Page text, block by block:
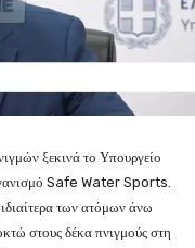
ξεκινά το Υπουργείο
Safe Water Sports.
των ατόμων άνω
στους δέκα πνιγμούς στη